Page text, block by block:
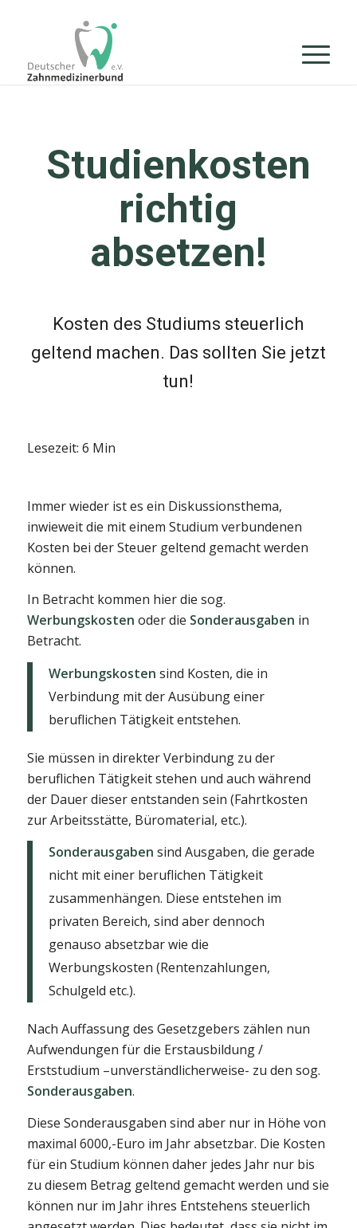
Studienkosten
richtig
absetzen!
Kosten des Studiums steuerlich
geltend machen. Das sollten Sie jetzt
tun!
Lesezeit: 6 Min
Immer wieder ist es ein Diskussionsthema,
inwieweit die mit einem Studium verbundenen
Kosten bei der Steuer geltend gemacht werden
können.
In Betracht kommen hier die sog.
Werbungskosten oder die Sonderausgaben in
Betracht.
Werbungskosten sind Kosten, die in
Verbindung mit der Ausübung einer
beruflichen Tätigkeit entstehen.
Sie müssen in direkter Verbindung zu der
beruflichen Tätigkeit stehen und auch während
der Dauer dieser entstanden sein (Fahrtkosten
zur Arbeitsstätte, Büromaterial, etc.).
Sonderausgaben sind Ausgaben, die gerade
nicht mit einer beruflichen Tätigkeit
zusammenhängen. Diese entstehen im
privaten Bereich, sind aber dennoch
genauso absetzbar wie die
Werbungskosten (Rentenzahlungen,
Schulgeld etc.).
Nach Auffassung des Gesetzgebers zählen nun
Aufwendungen für die Erstausbildung /
Erststudium –unverständlicherweise- zu den sog.
Sonderausgaben.
Diese Sonderausgaben sind aber nur in Höhe von
maximal 6000,-Euro im Jahr absetzbar. Die Kosten
für ein Studium können daher jedes Jahr nur bis
zu diesem Betrag geltend gemacht werden und sie
können nur im Jahr ihres Entstehens steuerlich